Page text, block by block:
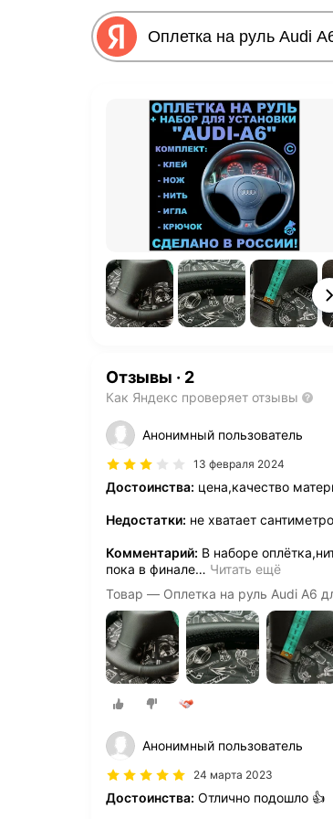
Отзывы · 2
Как Яндекс проверяет отзывы
Анонимный пользователь
13 февраля 2024
Достоинства: цена,качество
Недостатки: не хватает
Комментарий: В наборе
пока в финале… Читать ещё
Товар — Оплетка на руль Audi A6
Анонимный пользователь
24 марта 2023
Достоинства: Отлично подошло 👍